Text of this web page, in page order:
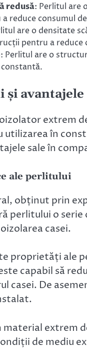
redusă: Perlitul are
reduce consumul
are o densitate
pentru a reduce
: Perlitul are o
avantajele
extrem
utilizarea în
sale în
ale perlitului
obținut prin
perlitului o
casei.
proprietăți ale
capabil să
casei. De
material extrem
de mediu